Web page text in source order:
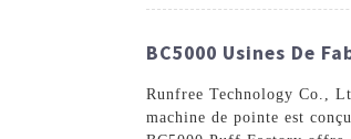
BC5000 Usines De
Runfree Technology Co.,
machine de pointe est